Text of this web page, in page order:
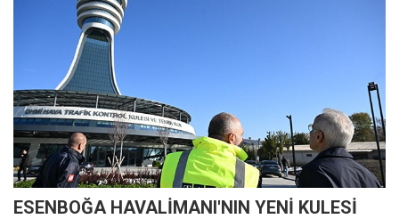
ESENBOĞA HAVALİMANI'NIN YENİ KULESİ